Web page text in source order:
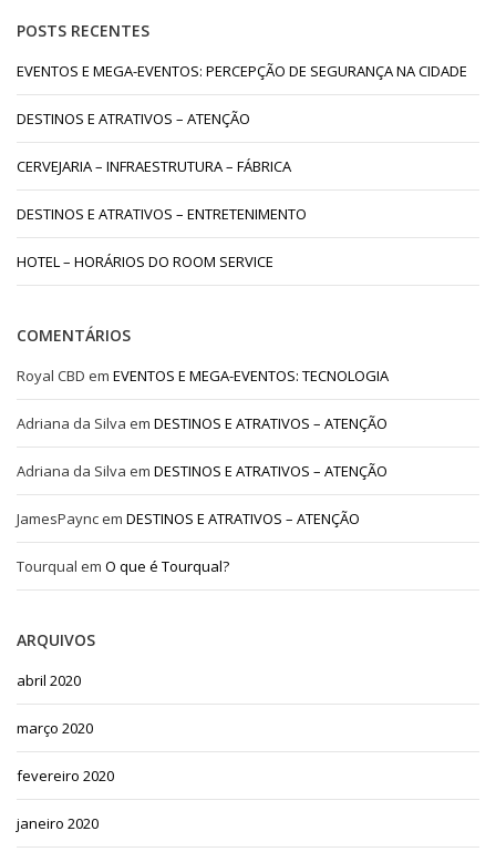
POSTS RECENTES
EVENTOS E MEGA-EVENTOS: PERCEPÇÃO DE SEGURANÇA NA CIDADE
DESTINOS E ATRATIVOS – ATENÇÃO
CERVEJARIA – INFRAESTRUTURA – FÁBRICA
DESTINOS E ATRATIVOS – ENTRETENIMENTO
HOTEL – HORÁRIOS DO ROOM SERVICE
COMENTÁRIOS
Royal CBD em EVENTOS E MEGA-EVENTOS: TECNOLOGIA
Adriana da Silva em DESTINOS E ATRATIVOS – ATENÇÃO
Adriana da Silva em DESTINOS E ATRATIVOS – ATENÇÃO
JamesPaync em DESTINOS E ATRATIVOS – ATENÇÃO
Tourqual em O que é Tourqual?
ARQUIVOS
abril 2020
março 2020
fevereiro 2020
janeiro 2020